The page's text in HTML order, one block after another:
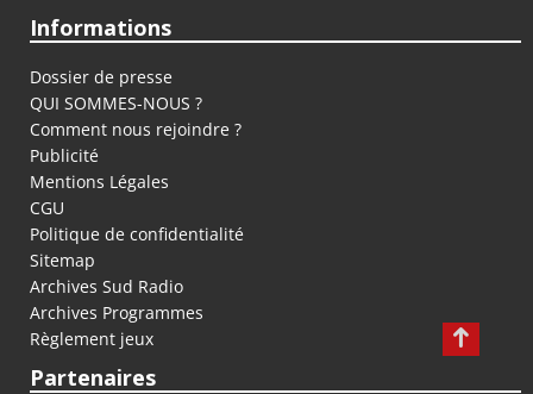
Informations
Dossier de presse
QUI SOMMES-NOUS ?
Comment nous rejoindre ?
Publicité
Mentions Légales
CGU
Politique de confidentialité
Sitemap
Archives Sud Radio
Archives Programmes
Règlement jeux
Partenaires